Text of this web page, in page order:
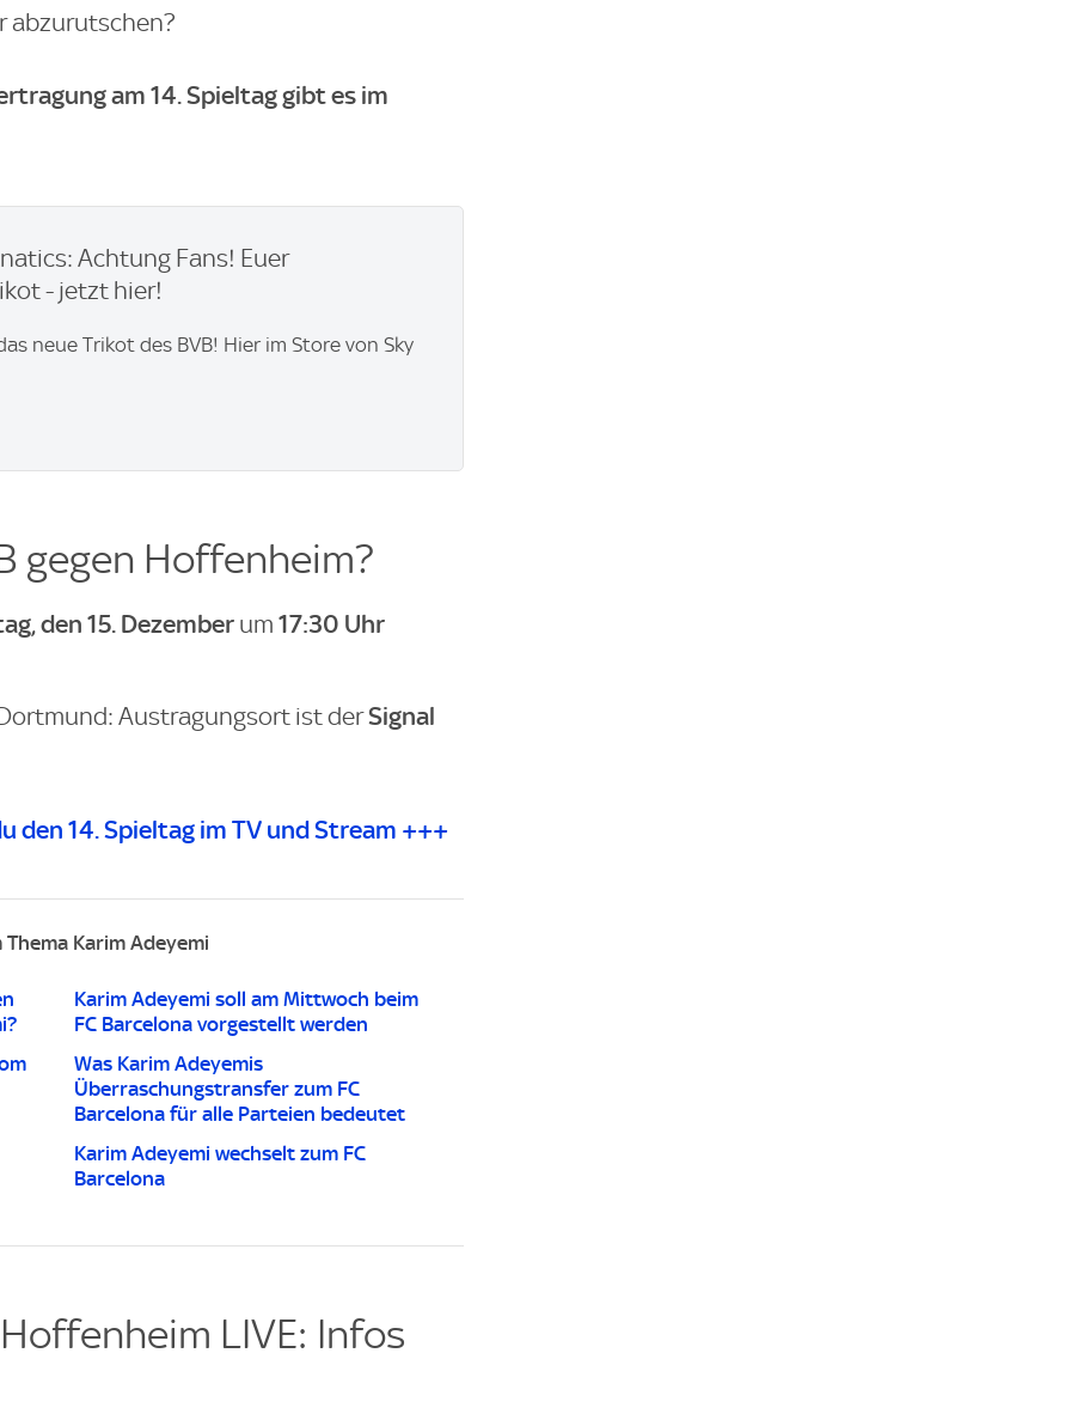
abzurutschen?
am 14. Spieltag gibt es im
Achtung Fans! Euer
- jetzt hier!
neue Trikot des BVB! Hier im Store von Sky
gegen Hoffenheim?
den 15. Dezember um 17:30 Uhr
Austragungsort ist derSignal
den 14. Spieltag im TV und Stream +++
Karim Adeyemi
Karim Adeyemi soll am Mittwoch beim
FC Barcelona vorgestellt werden
Was Karim Adeyemis
Überraschungstransfer zum FC
Barcelona für alle Parteien bedeutet
Karim Adeyemi wechselt zum FC
Barcelona
LIVE: Infos